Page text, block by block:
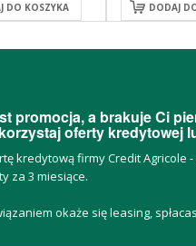
DO KOSZYKA DODAJ
promocja, a brakuje Ci
oferty kredytowej
kredytową firmy Credit
za 3 miesiące.
okaże się leasing,